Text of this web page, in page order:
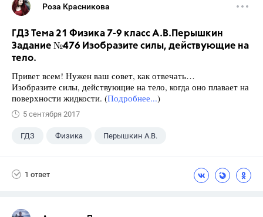
Роза Красникова
ГДЗ Тема 21 Физика 7-9 класс А.В.Перышкин
Задание №476 Изобразите силы, действующие на
тело.
Привет всем! Нужен ваш совет, как отвечать…
Изобразите силы, действующие на тело, когда оно плавает на
поверхности жидкости. (Подробнее...)
5 сентября 2017
ГДЗ Физика Перышкин А.В.
1 ответ